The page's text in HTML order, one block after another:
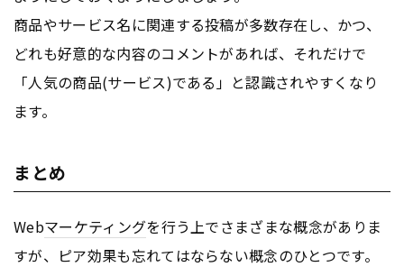
商品やサービス名に関連する投稿が多数存在し、かつ、
どれも好意的な内容のコメントがあれば、それだけで
「人気の商品(サービス)である」と認識されやすくなり
ます。
まとめ
Webマーケティングを行う上でさまざまな概念がありま
すが、ピア効果も忘れてはならない概念のひとつです。